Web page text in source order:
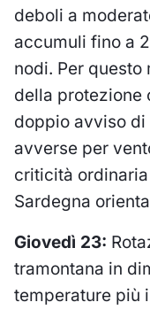
deboli a
accumuli fino a
nodi. Per
della protezione
doppio avviso
avverse per
criticità
Sardegna
Giovedì 23:
tramontana in
temperature più